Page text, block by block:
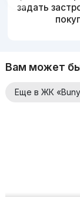
Срок сдачи
задать
Вам может
Еще в ЖК